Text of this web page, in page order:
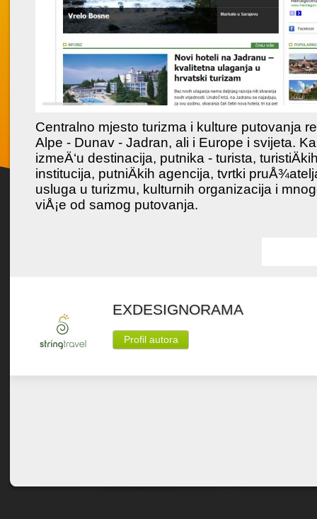
Centralno mjesto turizma i kulture putovanja
Alpe - Dunav - Jadran, ali i Europe i svijeta.
izmeÄ‘u destinacija, putnika - turista,
institucija, putniÄkih agencija, tvrtki
usluga u turizmu, kulturnih organizacija i
viÅ¡e od samog putovanja.
Favorit
EXDESIGNORAMA
Profil autora